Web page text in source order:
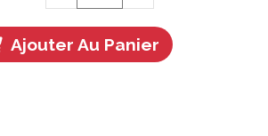
Ajouter Au Panier